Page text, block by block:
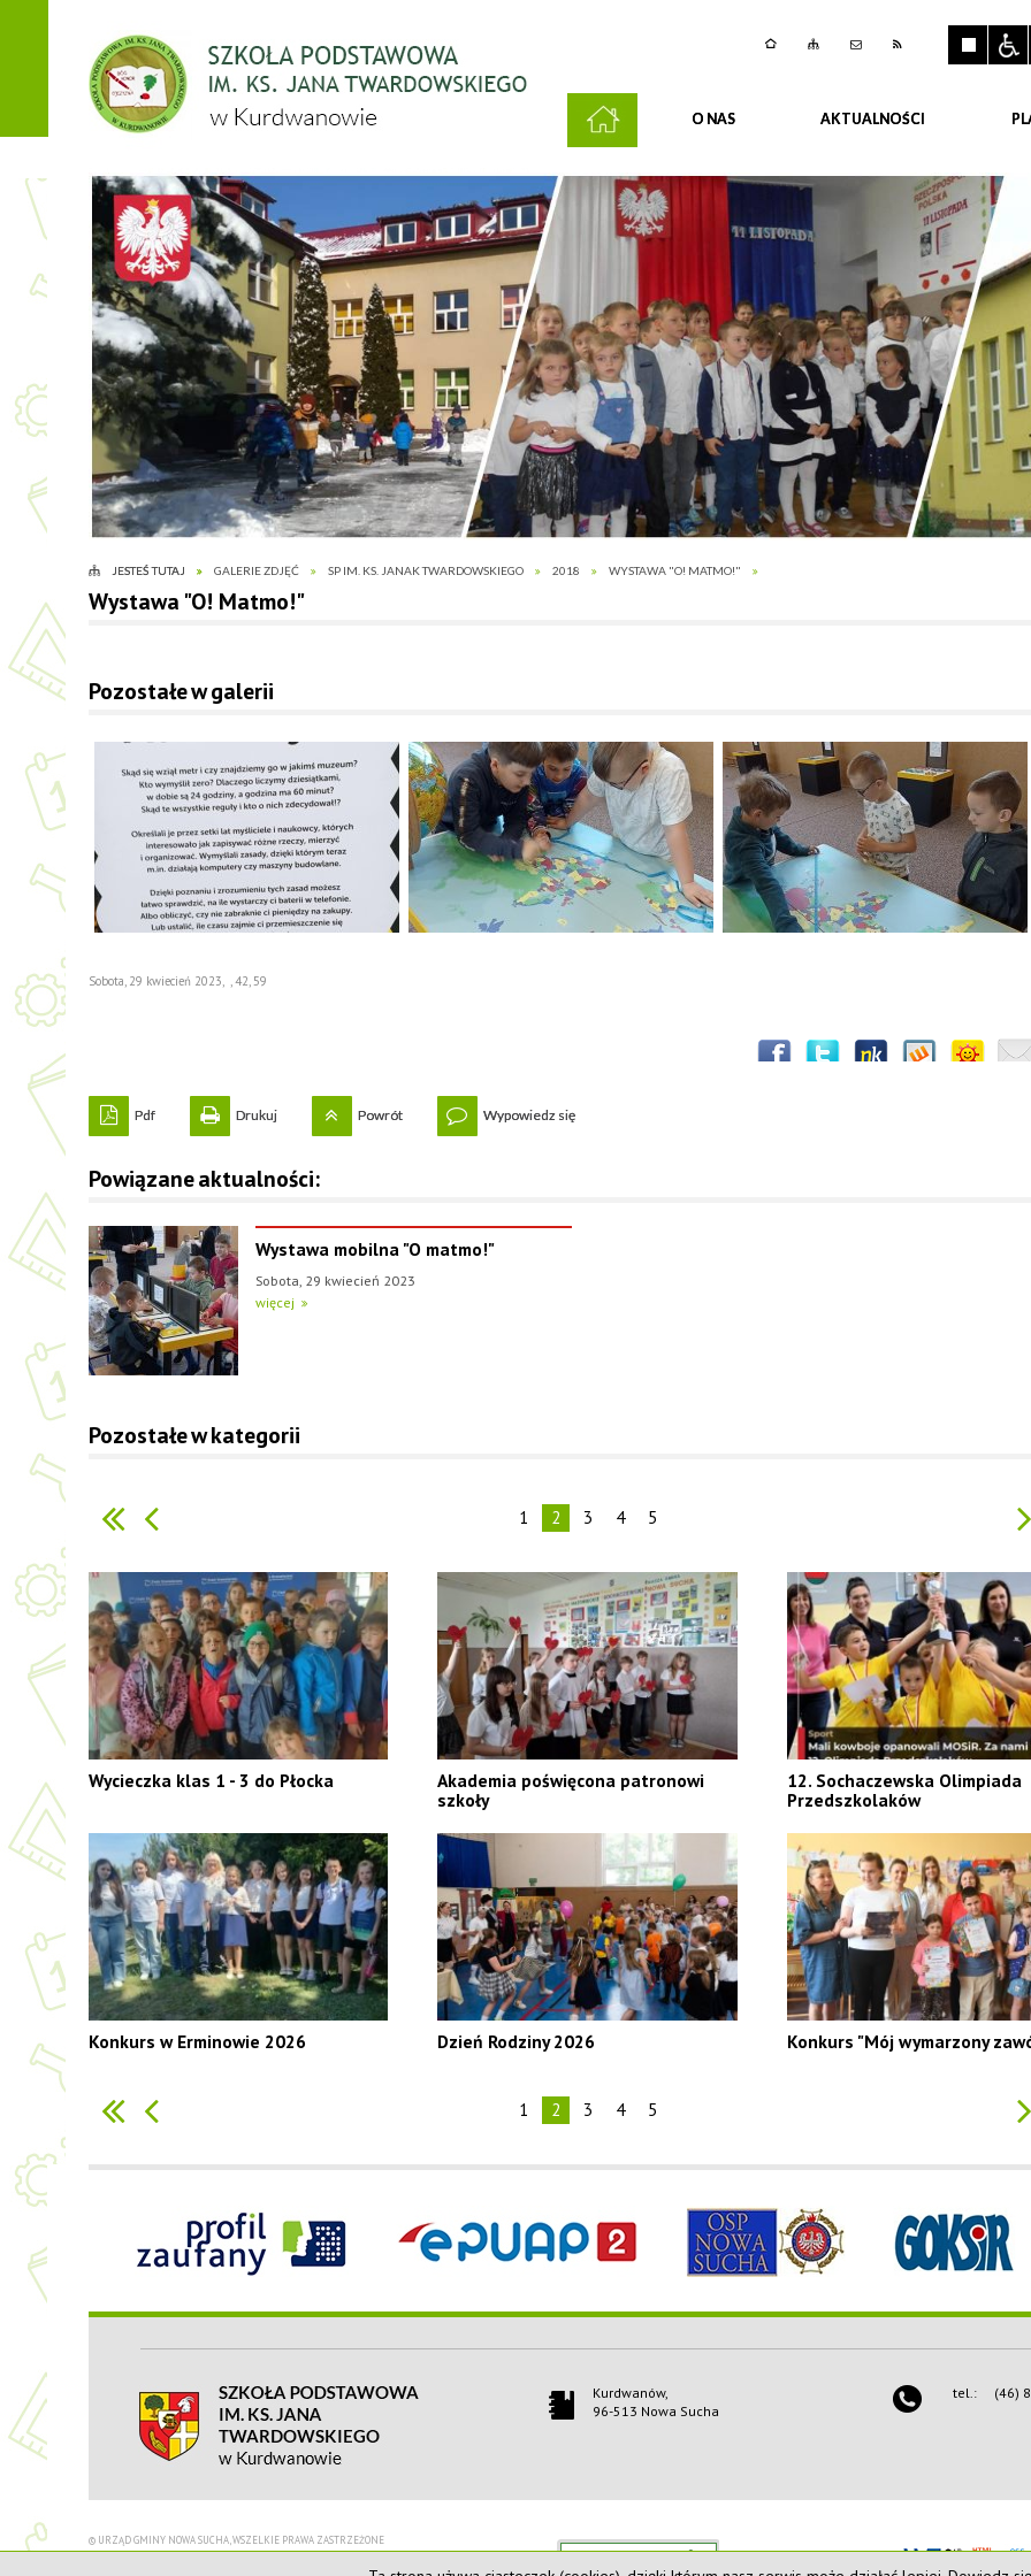
O NAS AKTUALNOŚCI
JESTEŚ TUTAJ GALERIE ZDJĘĆ SP IM. KS. JANAK TWARDOWSKIEGO 2018 WYSTAWA "O! MATMO!"
Wystawa "O! Matmo!"
Pozostałe w galerii
Sobota, 29 kwiecień 2023, ,42,59
Pdf Drukuj Powrót Wypowiedz się
Powiązane aktualności:
Wystawa mobilna "O matmo!"
Sobota, 29 kwiecień 2023
więcej
Pozostałe w kategorii
1 2 3 4 5
Wycieczka klas 1 - 3 do Płocka
Akademia poświęcona patronowi
szkoły
12. Sochaczewska Olimpiada
Przedszkolaków
Konkurs w Erminowie 2026 Dzień Rodziny 2026 Konkurs "Mój wymarzony
1 2 3 4 5
Kurdwanów,
96-513 Nowa Sucha
tel.: (46)
© URZĄD GMINY NOWA SUCHA, WSZELKIE PRAWA ZASTRZEŻONE